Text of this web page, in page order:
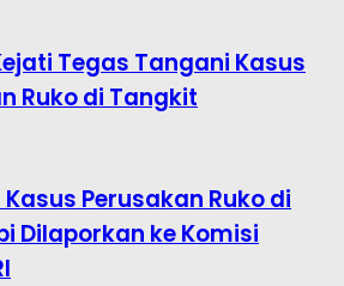
Tegas Tangani Kasus
Ruko di Tangkit
Perusakan Ruko di
Dilaporkan ke Komisi